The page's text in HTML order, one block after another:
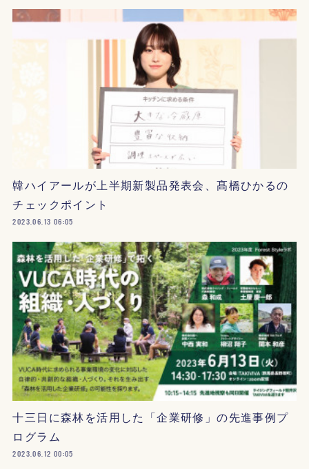
韓ハイアールが上半期新製品発表会、髙橋ひかるの
チェックポイント
2023.06.13 06:05
十三日に森林を活用した「企業研修」の先進事例プ
ログラム
2023.06.12 00:05